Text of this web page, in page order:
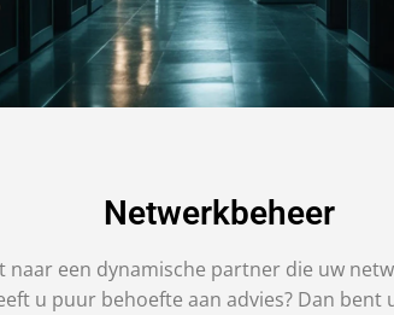
Netwerkbeheer
naar een dynamische partner die uw
u puur behoefte aan advies? Dan bent